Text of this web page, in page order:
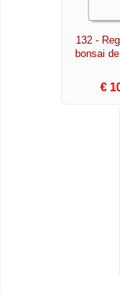
132 -
bonsai
€